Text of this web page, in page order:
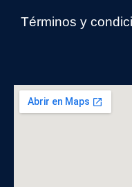
Términos y